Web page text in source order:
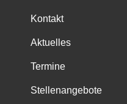
Kontakt
Aktuelles
Termine
Stellenangebote